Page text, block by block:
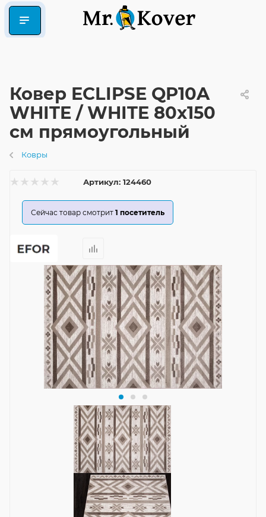
Ковер ECLIPSE QP10A
WHITE / WHITE 80x150
см прямоугольный
Ковры
Артикул: 124460
Сейчас товар смотрит 1 посетитель